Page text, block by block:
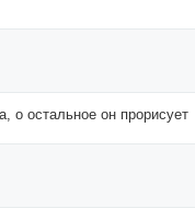
о остальное он прорисует